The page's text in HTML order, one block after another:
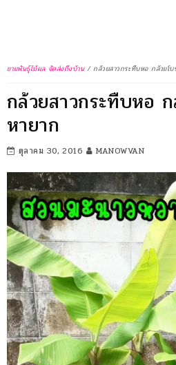
ขายพันธุ์ไม้ผล จัดส่งถึงบ้าน/กล้วยสาวกระทืบหอ กล้วยโ
กล้วยสาวกระทืบหอ
หายาก
ตุลาคม 30, 2016 MANOWVAN